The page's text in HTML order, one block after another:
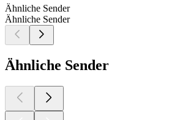
Ähnliche Sender
Ähnliche Sender
Ähnliche Sender